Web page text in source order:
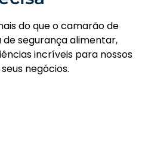
do que o camarão de
segurança alimentar,
incríveis para nossos
negócios.